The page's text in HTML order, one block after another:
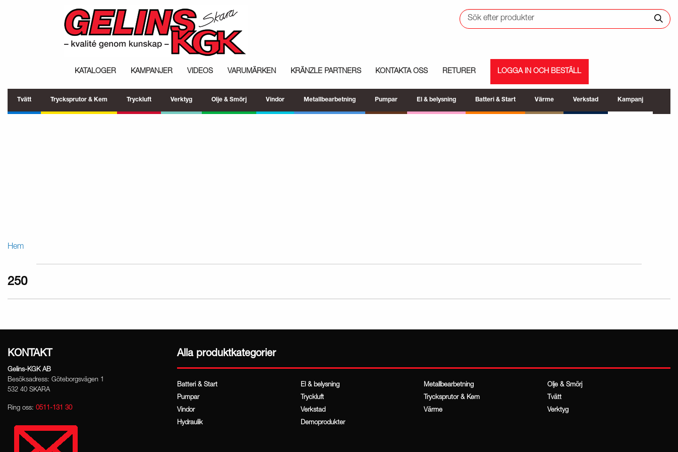
KATALOGER KAMPANJER VIDEOS VARUMÄRKEN KRÄNZLE PARTNERS KONTAKTA OSS RETURER LOGGA IN OCH BESTÄLL
Tvätt Trycksprutor & Kem Tryckluft Verktyg Olje & Smörj Vindor Metallbearbetning Pumpar El & belysning Batteri & Start Värme Verkstad Kampanj
Hem
250
KONTAKT
Gelins-KGK AB
Besöksadress: Göteborgsvägen 1
532 40 SKARA
Ring oss: 0511-131 30
Alla produktkategorier
Batteri & Start El & belysning Metallbearbetning
Olje & Smörj
Pumpar
Tryckluft Trycksprutor & Kem
Tvätt
Vindor
Verkstad Värme
Verktyg
Hydraulik
Demoprodukter